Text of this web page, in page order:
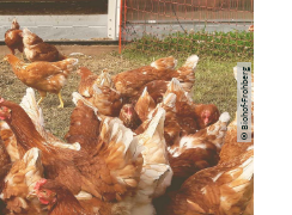
©
Biohof-Frohberg